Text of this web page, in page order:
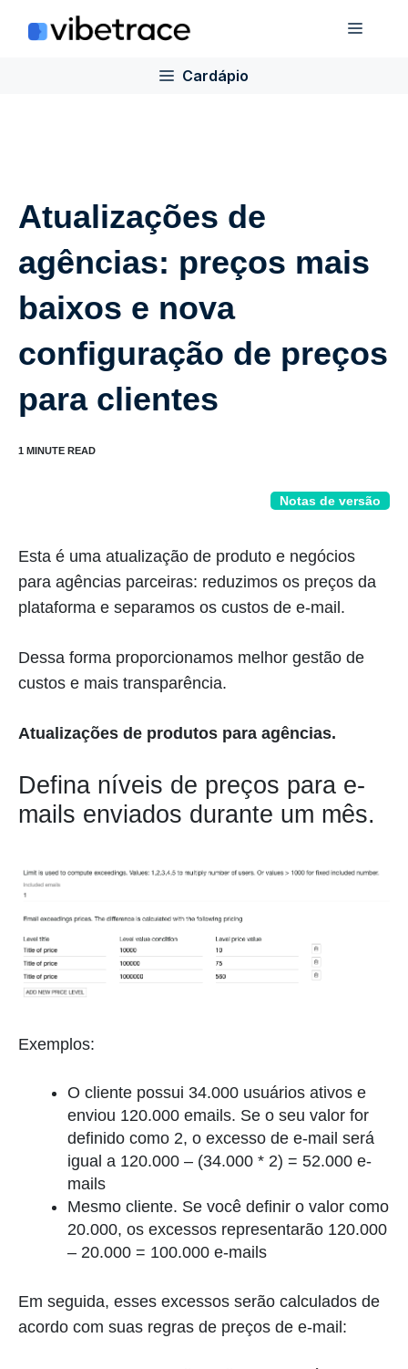
para
Cardápio
Atualizações de
agências: preços mais
baixos e nova
configuração de preços
para clientes
Notas de versão
Esta é uma atualização de produto e negócios
para agências parceiras: reduzimos os preços da
plataforma e separamos os custos de e-mail.
Dessa forma proporcionamos melhor gestão de
custos e mais transparência.
Atualizações de produtos para agências.
Defina níveis de preços para e-
mails enviados durante um mês.
Exemplos:
O cliente possui 34.000 usuários ativos e
enviou 120.000 emails. Se o seu valor for
definido como 2, o excesso de e-mail será
igual a 120.000 – (34.000 * 2) = 52.000 e-
mails
Mesmo cliente. Se você definir o valor como
20.000, os excessos representarão 120.000
– 20.000 = 100.000 e-mails
Em seguida, esses excessos serão calculados de
acordo com suas regras de preços de e-mail: